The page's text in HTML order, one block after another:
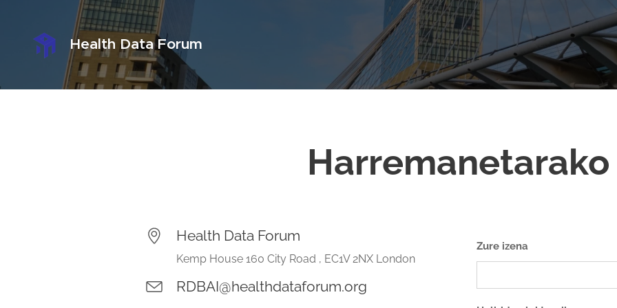
Health Data Forum
Health Data Forum
Kemp House 160 City Road , EC1V 2NX London
RDBAI@healthdataforum.org
Zure izena